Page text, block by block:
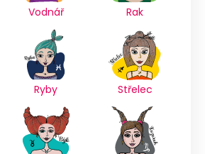
Vodnář Rak
Ryby Střelec